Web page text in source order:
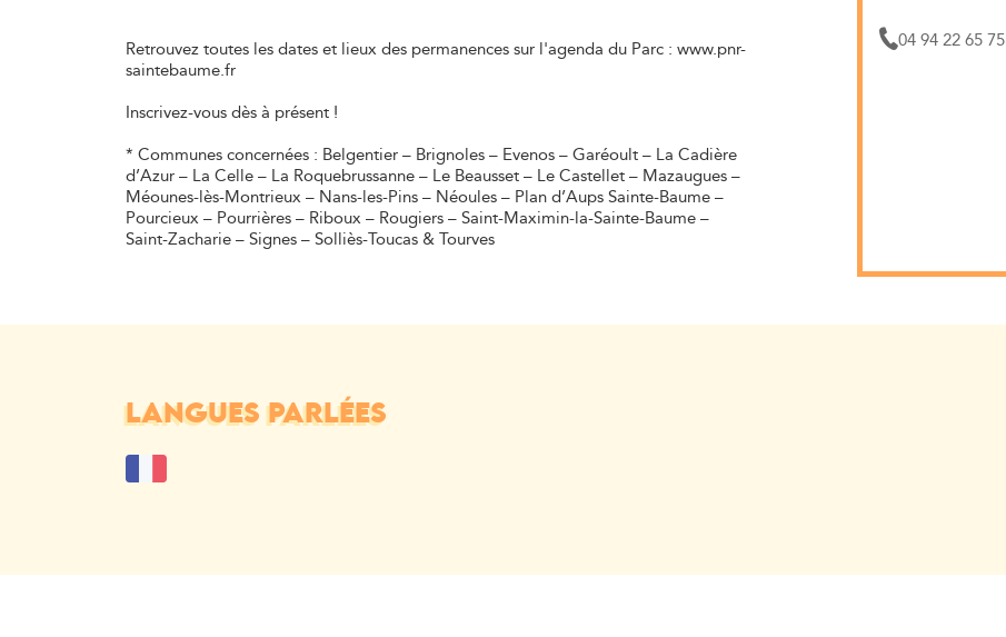
04 94 22 65 75
Retrouvez toutes les dates et lieux des permanences sur l'agenda du Parc : www.pnr-
saintebaume.fr
Inscrivez-vous dès à présent !
* Communes concernées : Belgentier – Brignoles – Evenos – Garéoult – La Cadière
d’Azur – La Celle – La Roquebrussanne – Le Beausset – Le Castellet – Mazaugues –
Méounes-lès-Montrieux – Nans-les-Pins – Néoules – Plan d’Aups Sainte-Baume –
Pourcieux – Pourrières – Riboux – Rougiers – Saint-Maximin-la-Sainte-Baume –
Saint-Zacharie – Signes – Solliès-Toucas & Tourves
LANGUES PARLÉES